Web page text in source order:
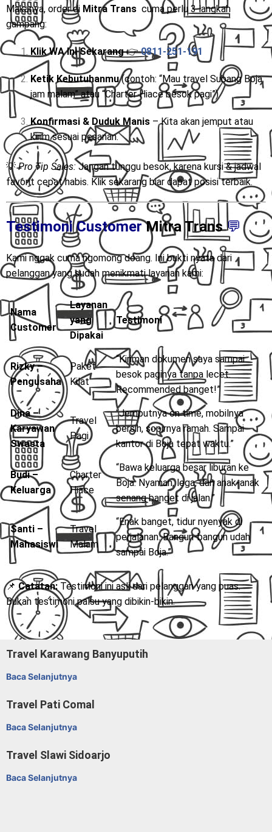
Makanya, order di Mitra Trans cuma perlu 3 langkah
gampang:
Klik WA Ini Sekarang👉0811-251-191
Ketik Kebutuhanmu(contoh: “Mau travel Subang Boja
jam malam” atau “Charter Hiace besok pagi”)
Konfirmasi & Duduk Manis – Kita akan jemput atau
kirim sesuai pesanan.
💡Pro Tip Sales:Jangan tunggu besok, karena kursi & jadwal
favorit cepat habis. Klik sekarang biar dapat posisi terbaik.
Testimoni CustomerMitra Trans💬
Kami nggak cuma ngomong doang. Ini bukti nyata dari
pelanggan yang sudah menikmati layanan kami:
Nama
Customer
Layanan
yang
Dipakai
Testimoni
Rizky –
Pengusaha
Paket
Kilat
“Kiriman dokumen saya sampai
besok paginya tanpa lecet.
Recommended banget!”
Dina –
Karyawan
Swasta
Travel
Pagi
“Jemputnya on time, mobilnya
bersih, sopirnya ramah. Sampai
kantor di Boja tepat waktu.”
Budi –
Keluarga
Charter
Hiace
“Bawa keluarga besar liburan ke
Boja. Nyaman, lega, dan anak-anak
senang banget di jalan.”
Santi –
Mahasiswi
Travel
Malam
“Enak banget, tidur nyenyak di
perjalanan. Bangun-bangun udah
sampai Boja.”
📌 Catatan: Testimoni ini asli dari pelanggan yang puas.
Bukan testimoni palsu yang dibikin-bikin.
Travel Karawang Banyuputih
Baca Selanjutnya
Travel Pati Comal
Baca Selanjutnya
Travel Slawi Sidoarjo
Baca Selanjutnya